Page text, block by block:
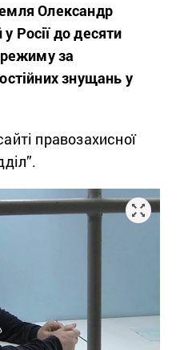
Олександр
Росії до десяти
режиму за
знущань у
правозахисної